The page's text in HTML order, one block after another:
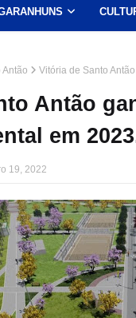
Antão Vitória de Santo
Antão
em
19, 2022